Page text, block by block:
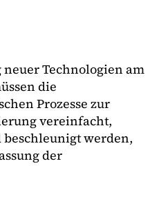
Technologien am
die
Prozesse zur
vereinfacht,
werden,
der